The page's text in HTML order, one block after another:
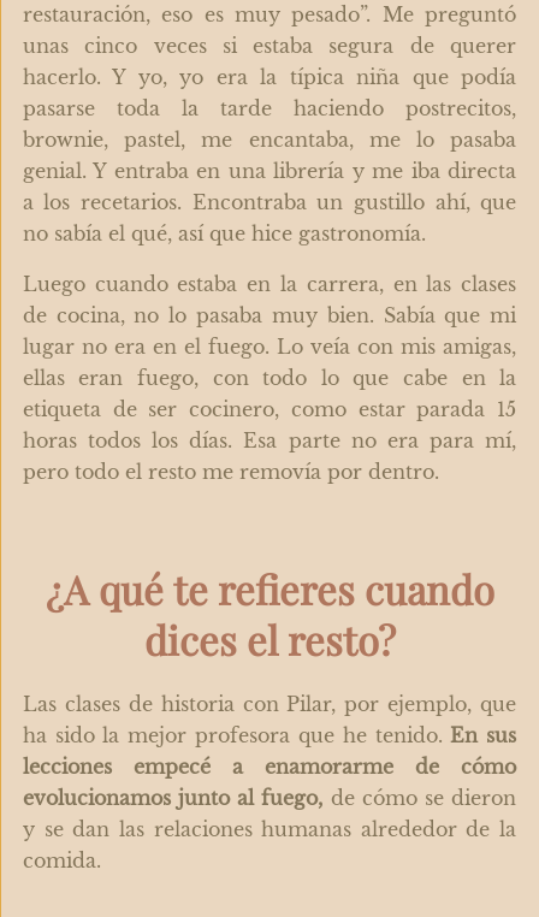
restauración, eso es muy pesado”. Me preguntó
unas cinco veces si estaba segura de querer
hacerlo. Y yo, yo era la típica niña que podía
pasarse toda la tarde haciendo postrecitos,
brownie, pastel, me encantaba, me lo pasaba
genial. Y entraba en una librería y me iba directa
a los recetarios. Encontraba un gustillo ahí, que
no sabía el qué, así que hice gastronomía.
Luego cuando estaba en la carrera, en las clases
de cocina, no lo pasaba muy bien. Sabía que mi
lugar no era en el fuego. Lo veía con mis amigas,
ellas eran fuego, con todo lo que cabe en la
etiqueta de ser cocinero, como estar parada 15
horas todos los días. Esa parte no era para mí,
pero todo el resto me removía por dentro.
¿A qué te refieres cuando
dices el resto?
Las clases de historia con Pilar, por ejemplo, que
ha sido la mejor profesora que he tenido. En sus
lecciones empecé a enamorarme de cómo
evolucionamos junto al fuego, de cómo se dieron
y se dan las relaciones humanas alrededor de la
comida.